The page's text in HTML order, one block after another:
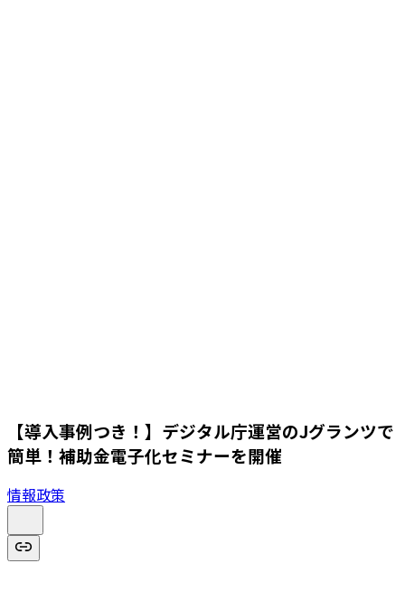
【導入事例つき！】デジタル庁運営のJグランツで
簡単！補助金電子化セミナーを開催
情報政策